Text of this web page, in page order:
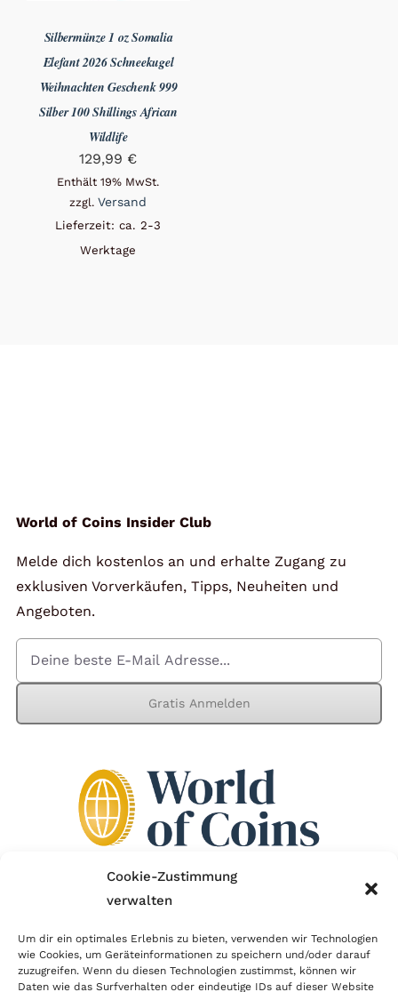
Cookie-Zustimmung
verwalten
Um dir ein optimales Erlebnis zu bieten, verwenden wir Technologien
wie Cookies, um Geräteinformationen zu speichern und/oder darauf
zuzugreifen. Wenn du diesen Technologien zustimmst, können wir
Daten wie das Surfverhalten oder eindeutige IDs auf dieser Website
Silbermünze 1 oz Somalia
Elefant 2026 Schneekugel
Weihnachten Geschenk 999
Silber 100 Shillings African
Wildlife
129,99 €
Enthält 19% MwSt.
zzgl.Versand
Lieferzeit: ca. 2-3
Werktage
World of Coins Insider Club
Melde dich kostenlos an und erhalte Zugang zu
exklusiven Vorverkäufen, Tipps, Neuheiten und
Angeboten.
Gratis Anmelden
Der Händlerbund setzt sich für sicheren und
erfolgreichen E-Commerce ein. Auch wir sind wie